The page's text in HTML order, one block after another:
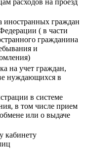
расходов на проезд
иностранных граждан
( в части
гражданина
и
на учет граждан,
нуждающихся в
в системе
в том числе прием
или о выдаче
кабинету